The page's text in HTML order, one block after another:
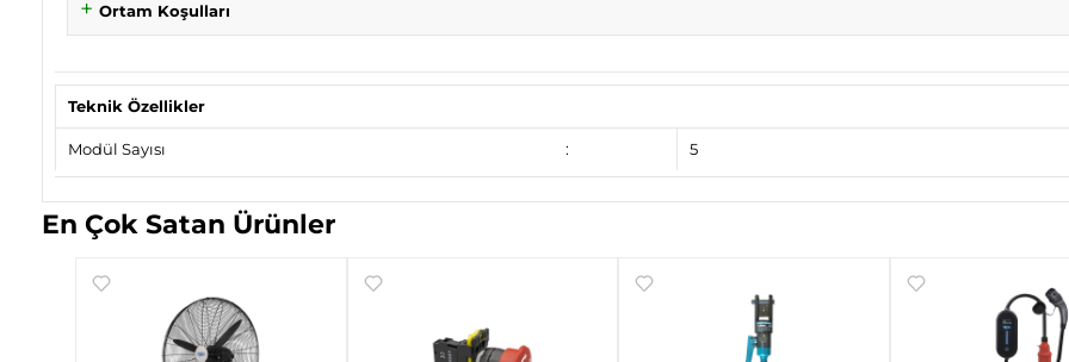
Ortam Koşulları
Teknik Özellikler
Modül Sayısı : 5
En Çok Satan Ürünler